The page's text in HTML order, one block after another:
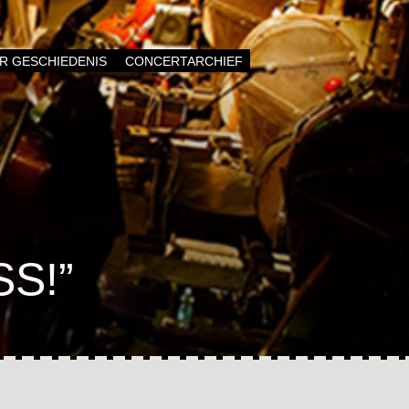
GESCHIEDENIS CONCERTARCHIEF